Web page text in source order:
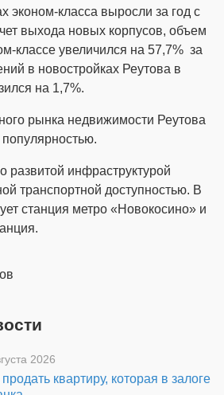
эконом-класса выросли за год с
выхода новых корпусов, объем
классе увеличился на 57,7% за
в новостройках Реутова в
на 1,7%.
рынка недвижимости Реутова
развитой инфраструктурой
транспортной доступностью. В
станция метро «Новокосино» и
2026
продать квартиру, которая в залоге